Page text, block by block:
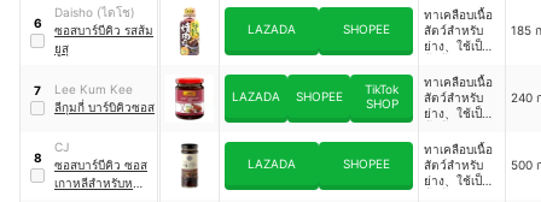
เนื้อสัตว์หรือ
ปรุงอาหาร
6
Daisho (ไดโช)
ซอสบาร์บีคิว รสส้ม
ยูสุ
LAZADA SHOPEE
ทาเคลือบเนื้อ
สัตว์สำหรับ
ย่าง、ใช้เป็น
เนื้อสัตว์หรือ
ปรุงอาหาร
185
7
Lee Kum Kee
ลีกุมกี่ บาร์บิคิวซอส
LAZADA SHOPEE
TikTok
SHOP
ทาเคลือบเนื้อ
สัตว์สำหรับ
ย่าง、ใช้เป็น
เนื้อสัตว์หรือ
ปรุงอาหาร
240
8
CJ
ซอสบาร์บีคิว ซอส
เกาหลีสำหรับหมัก
LAZADA SHOPEE
ทาเคลือบเนื้อ
สัตว์สำหรับ
ย่าง、ใช้เป็น
500